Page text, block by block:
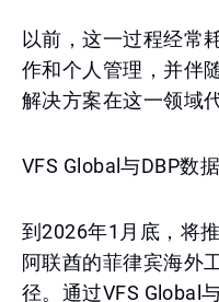
以前，这一过程经常
作和个人管理，并伴
解决方案在这一领域
VFS Global与DBP数
到2026年1月底，将
阿联酋的菲律宾海外
径。通过VFS Global